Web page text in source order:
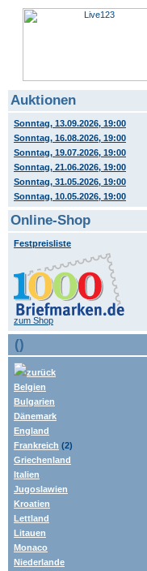
Auktionen
Sonntag, 13.09.2026, 19:00
Sonntag, 16.08.2026, 19:00
Sonntag, 19.07.2026, 19:00
Sonntag, 21.06.2026, 19:00
Sonntag, 31.05.2026, 19:00
Sonntag, 10.05.2026, 19:00
Online-Shop
Festpreisliste
zum Shop
()
zurück
Belgien
Bulgarien
Dänemark
England
Frankreich (2)
Griechenland
Italien
Jugoslawien
Kroatien
Lettland
Litauen
Monaco
Niederlande